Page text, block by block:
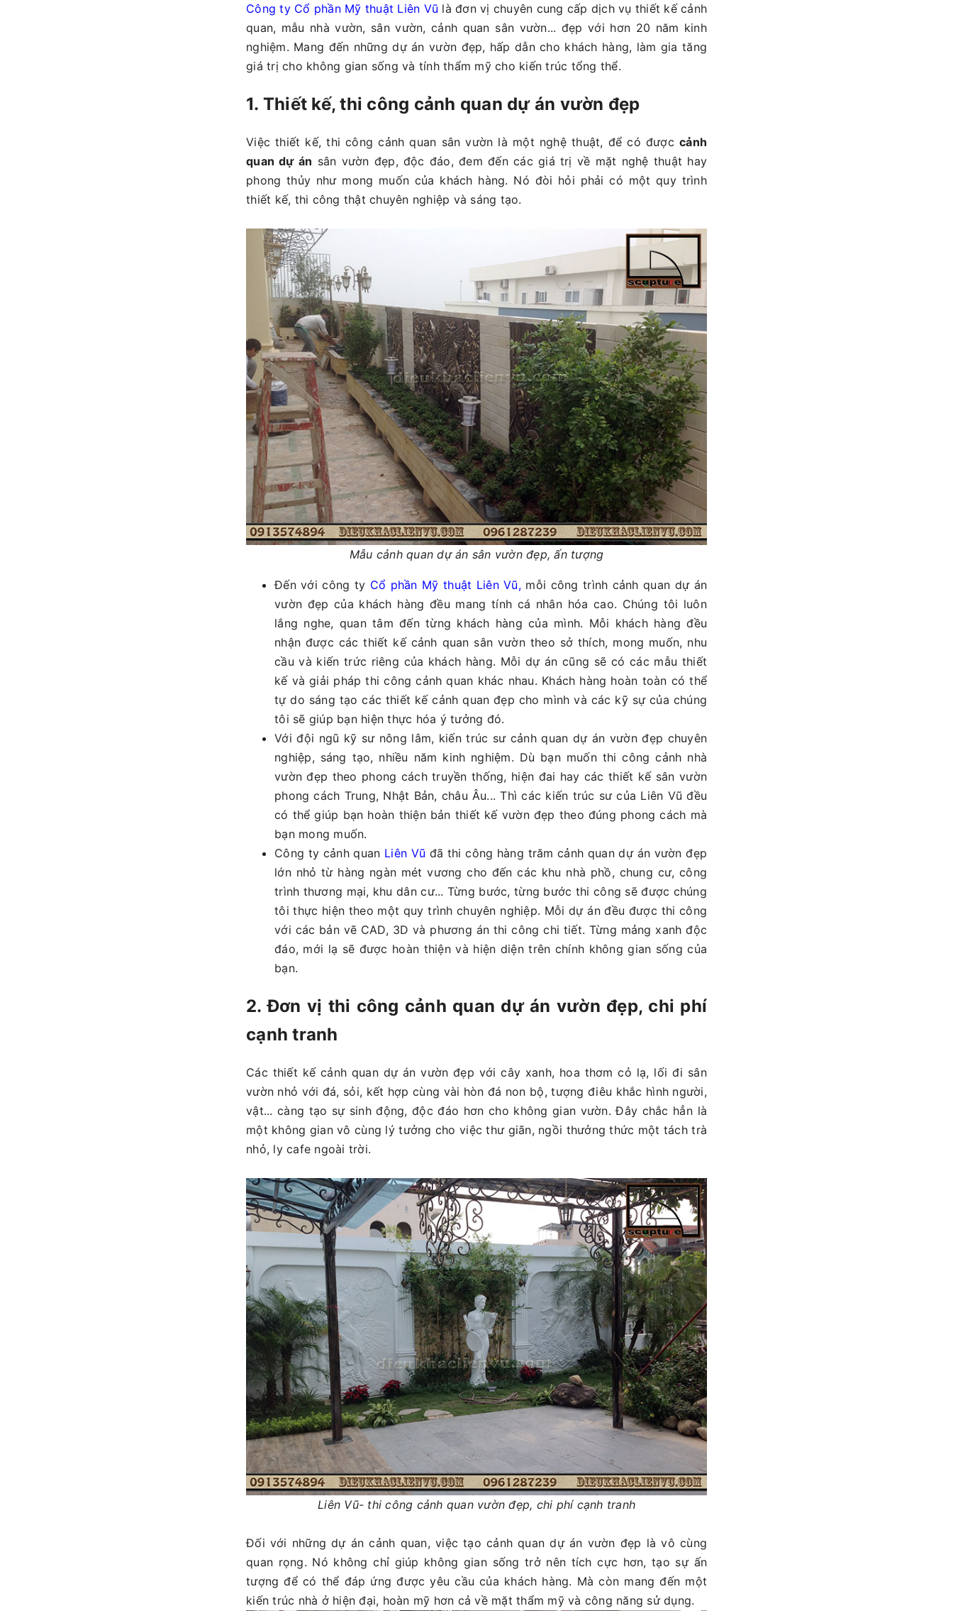
Công ty Cổ phần Mỹ thuật Liên Vũ là đơn vị chuyên cung cấp dịch vụ thiết kế cảnh
quan, mẫu nhà vườn, sân vườn, cảnh quan sân vườn... đẹp với hơn 20 năm kinh
nghiệm. Mang đến những dự án vườn đẹp, hấp dẫn cho khách hàng, làm gia tăng
giá trị cho không gian sống và tính thẩm mỹ cho kiến trúc tổng thể.
1. Thiết kế, thi công cảnh quan dự án vườn đẹp
Việc thiết kế, thi công cảnh quan sân vườn là một nghệ thuật, để có được cảnh
quan dự án sân vườn đẹp, độc đáo, đem đến các giá trị về mặt nghệ thuật hay
phong thủy như mong muốn của khách hàng. Nó đòi hỏi phải có một quy trình
thiết kế, thi công thật chuyên nghiệp và sáng tạo.
Mẫu cảnh quan dự án sân vườn đẹp, ấn tượng
Đến với công ty Cổ phần Mỹ thuật Liên Vũ,mỗi công trình cảnh quan dự án
vườn đẹp của khách hàng đều mang tính cá nhân hóa cao. Chúng tôi luôn
lắng nghe, quan tâm đến từng khách hàng của mình. Mỗi khách hàng đều
nhận được các thiết kế cảnh quan sân vườn theo sở thích, mong muốn, nhu
cầu và kiến trức riêng của khách hàng. Mỗi dự án cũng sẽ có các mẫu thiết
kế và giải pháp thi công cảnh quan khác nhau. Khách hàng hoàn toàn có thể
tự do sáng tạo các thiết kế cảnh quan đẹp cho mình và các kỹ sự của chúng
tôi sẽ giúp bạn hiện thực hóa ý tưởng đó.
Với đội ngũ kỹ sư nông lâm, kiến trúc sư cảnh quan dự án vườn đẹp chuyên
nghiệp, sáng tạo, nhiều năm kinh nghiệm. Dù bạn muốn thi công cảnh nhà
vườn đẹp theo phong cách truyền thống, hiện đai hay các thiết kế sân vườn
phong cách Trung, Nhật Bản, châu Âu... Thì các kiến trúc sư của Liên Vũ đều
có thể giúp bạn hoàn thiện bản thiết kế vườn đẹp theo đúng phong cách mà
bạn mong muốn.
Công ty cảnh quan Liên Vũ đã thi công hàng trăm cảnh quan dự án vườn đẹp
lớn nhỏ từ hàng ngàn mét vương cho đến các khu nhà phồ, chung cư, công
trình thương mại, khu dân cư... Từng bước, từng bước thi công sẽ được chúng
tôi thực hiện theo một quy trình chuyên nghiệp. Mỗi dự án đều được thi công
với các bản vẽ CAD, 3D và phương án thi công chi tiết. Từng mảng xanh độc
đáo, mới lạ sẽ được hoàn thiện và hiện diện trên chính không gian sống của
bạn.
2. Đơn vị thi công cảnh quan dự án vườn đẹp, chi phí
cạnh tranh
Các thiết kế cảnh quan dự án vườn đẹp với cây xanh, hoa thơm cỏ lạ, lối đi sân
vườn nhỏ với đá, sỏi, kết hợp cùng vài hòn đá non bộ, tượng điêu khắc hình người,
vật... càng tạo sự sinh động, độc đáo hơn cho không gian vườn. Đây chắc hẳn là
một không gian vô cùng lý tưởng cho việc thư giãn, ngồi thưởng thức một tách trà
nhỏ, ly cafe ngoài trời.
Liên Vũ- thi công cảnh quan vườn đẹp, chi phí cạnh tranh
Đối với những dự án cảnh quan, việc tạo cảnh quan dự án vườn đẹp là vô cùng
quan rọng. Nó không chỉ giúp không gian sống trở nên tích cực hơn, tạo sự ấn
tượng để có thể đáp ứng được yêu cầu của khách hàng. Mà còn mang đến một
kiến trúc nhà ở hiện đại, hoàn mỹ hơn cả về mặt thẩm mỹ và công năng sử dụng.